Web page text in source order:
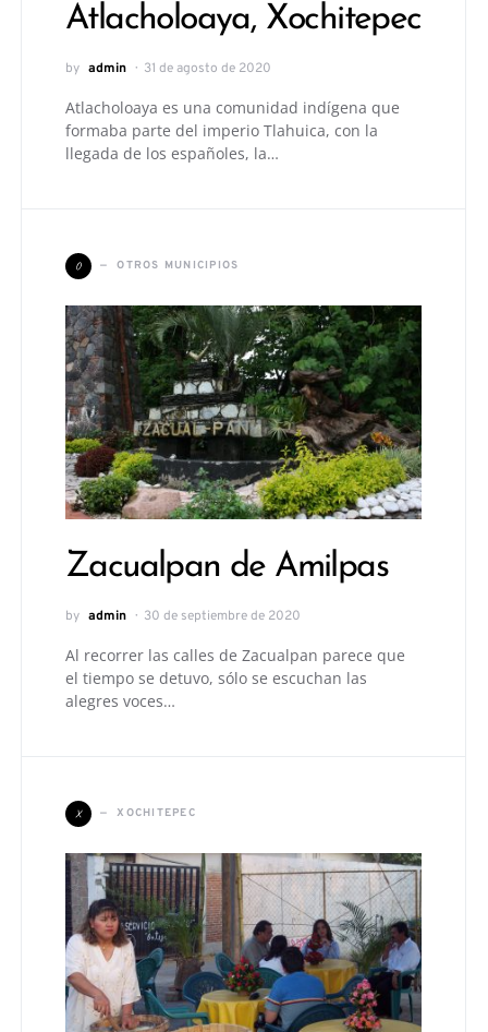
Atlacholoaya, Xochitepec
by admin 31 de agosto de 2020
Atlacholoaya es una comunidad indígena que
formaba parte del imperio Tlahuica, con la
llegada de los españoles, la…
O OTROS MUNICIPIOS
Zacualpan de Amilpas
by admin 30 de septiembre de 2020
Al recorrer las calles de Zacualpan parece que
el tiempo se detuvo, sólo se escuchan las
alegres voces…
X XOCHITEPEC